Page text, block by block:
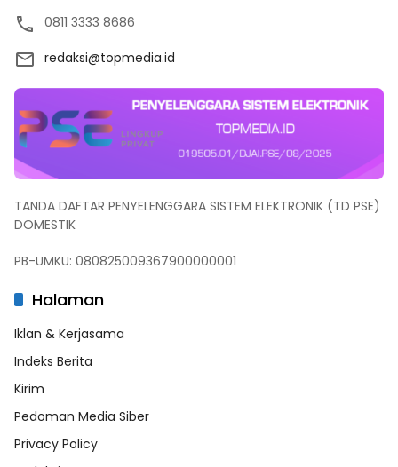
0811 3333 8686
redaksi@topmedia.id
TANDA DAFTAR PENYELENGGARA SISTEM ELEKTRONIK (TD PSE)
DOMESTIK
PB-UMKU: 080825009367900000001
Halaman
Iklan & Kerjasama
Indeks Berita
Kirim
Pedoman Media Siber
Privacy Policy